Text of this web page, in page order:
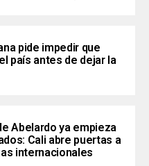
pide impedir que
país antes de dejar la
Abelardo ya empieza
Cali abre puertas a
internacionales